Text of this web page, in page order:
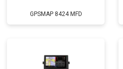
GPSMAP 8424 MFD